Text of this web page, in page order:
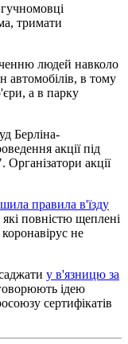
тримати
людей навколо
автомобілів, в тому
а в парку
Берліна-
акції під
акції
правила в'їзду
повністю щеплені
не
у в'язницю за
ідею
сертифікатів